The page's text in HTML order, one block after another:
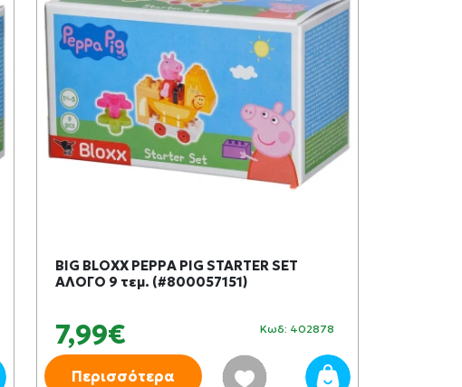
BIG BLOXX PEPPA PIG STARTER SET
ΑΛΟΓΟ 9 τεμ. (#800057151)
7,99€ Κωδ: 402878
Περισσότερα